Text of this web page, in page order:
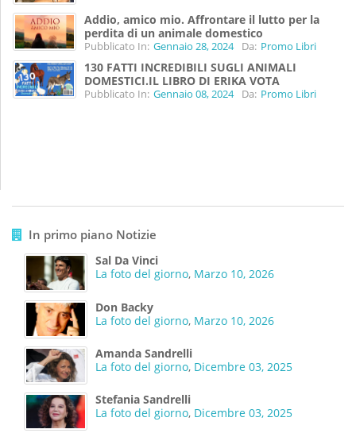
Addio, amico mio. Affrontare il lutto per la
perdita di un animale domestico
Pubblicato In: Gennaio 28, 2024 Da: Promo Libri
130 FATTI INCREDIBILI SUGLI ANIMALI
DOMESTICI.IL LIBRO DI ERIKA VOTA
Pubblicato In: Gennaio 08, 2024 Da: Promo Libri
In primo piano Notizie
Sal Da Vinci
La foto del giorno, Marzo 10, 2026
Don Backy
La foto del giorno, Marzo 10, 2026
Amanda Sandrelli
La foto del giorno, Dicembre 03, 2025
Stefania Sandrelli
La foto del giorno, Dicembre 03, 2025